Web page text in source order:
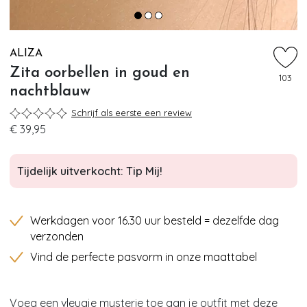
ALIZA
Zita oorbellen in goud en
nachtblauw
103
Schrijf als eerste een review
€ 39,95
Tijdelijk uitverkocht: Tip Mij!
Werkdagen voor 16.30 uur besteld = dezelfde dag
verzonden
Vind de perfecte pasvorm in onze maattabel
Voeg een vleugje mysterie toe aan je outfit met deze